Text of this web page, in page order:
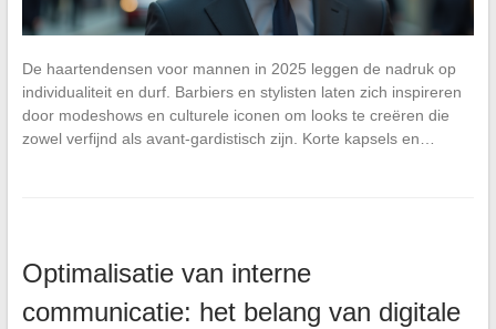
De haartendensen voor mannen in 2025 leggen de nadruk op
individualiteit en durf. Barbiers en stylisten laten zich inspireren
door modeshows en culturele iconen om looks te creëren die
zowel verfijnd als avant-gardistisch zijn. Korte kapsels en…
Optimalisatie van interne
communicatie: het belang van digitale